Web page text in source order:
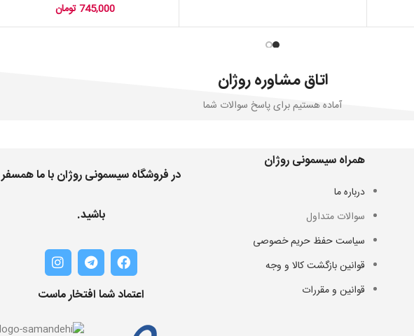
745,000تومان
اتاق مشاوره روژان
آماده هستیم برای پاسخ سوالات شما
همراه سیسمونی روژان
درباره ما
سوالات متداول
سیاست حفظ حریم خصوصی
قوانین بازگشت کالا و وجه
قوانین و مقررات
در فروشگاه سیسمونی روژان با ما همسفر
باشید.
اعتماد شما افتخار ماست